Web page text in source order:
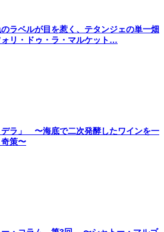
ラベルが目を惹く、テタンジェの単一畑
リ・ドゥ・ラ・マルケット…
ラ」 〜海底で二次発酵したワインを一
策〜